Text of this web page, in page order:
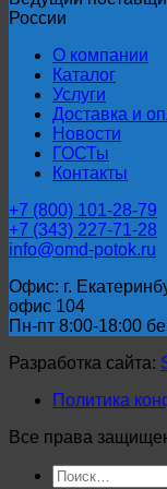
России
О компании
Каталог
Услуги
Доставка и
Новости
ГОСТы
Контакты
+7 (800) 101-28-79
+7 (343) 227-71-28
info@omd-potok.ru
Офис: г.
офис 104
Пн-пт 8:00-18:00
Разработка сайта:
Политика
Все права
Искать: